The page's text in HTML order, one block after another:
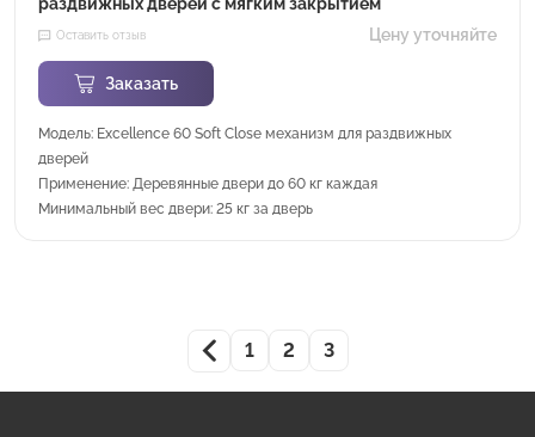
Оставить отзыв Цену уточняйте
Заказать
Модель: Excellence 60 Soft Close механизм для раздвижных
дверей
Применение: Деревянные двери до 60 кг каждая
Минимальный вес двери: 25 кг за дверь
1 2 3